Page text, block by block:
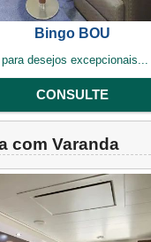
Bingo BOU
desejos excepcionais...
CONSULTE
com Varanda